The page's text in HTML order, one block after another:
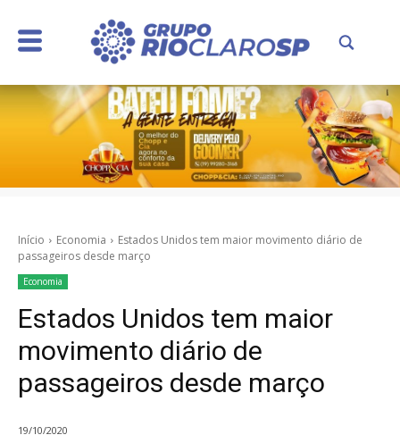
Início Economia
Estados Unidos tem maior movimento diário de
passageiros desde março
Economia
Estados Unidos tem maior
movimento diário de
passageiros desde março
19/10/2020